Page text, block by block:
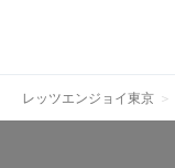
レッツエンジョイ東京